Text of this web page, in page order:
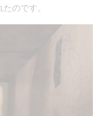
のです。